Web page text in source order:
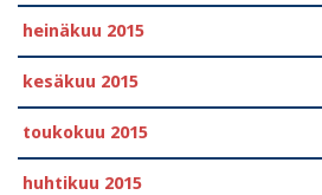
heinäkuu 2015
kesäkuu 2015
toukokuu 2015
huhtikuu 2015